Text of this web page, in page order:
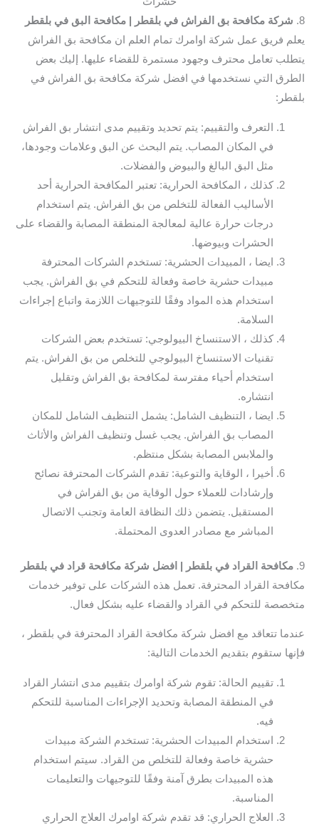
8. شركة مكافحة بق الفراش في بلقطر
| مكافحة البق في بلقطر
يعلم فريق عمل شركة اوامرك تمام العلم ان مكافحة بق الفراش
يتطلب تعامل محترف وجهود مستمرة للقضاء عليها. إليك بعض
الطرق التي نستخدمها في افضل شركة مكافحة بق الفراش في
بلقطر:
التعرف والتقييم: يتم تحديد وتقييم مدى انتشار بق الفراش
في المكان المصاب. يتم البحث عن البق وعلامات وجودها،
مثل البق البالغ والبيوض والفضلات.
كذلك ، المكافحة الحرارية: تعتبر المكافحة الحرارية أحد
الأساليب الفعالة للتخلص من بق الفراش. يتم استخدام
درجات حرارة عالية لمعالجة المنطقة المصابة والقضاء على
الحشرات وبيوضها.
ايضا ، المبيدات الحشرية: تستخدم الشركات المحترفة
مبيدات حشرية خاصة وفعالة للتحكم في بق الفراش. يجب
استخدام هذه المواد وفقًا للتوجيهات اللازمة واتباع إجراءات
السلامة.
كذلك ، الاستنساخ البيولوجي: تستخدم بعض الشركات
تقنيات الاستنساخ البيولوجي للتخلص من بق الفراش. يتم
استخدام أحياء مفترسة لمكافحة بق الفراش وتقليل
انتشاره.
ايضا ، التنظيف الشامل: يشمل التنظيف الشامل للمكان
المصاب بق الفراش. يجب غسل وتنظيف الفراش والأثاث
والملابس المصابة بشكل منتظم.
أخيرا ، الوقاية والتوعية: تقدم الشركات المحترفة نصائح
وإرشادات للعملاء حول الوقاية من بق الفراش في
المستقبل. يتضمن ذلك النظافة العامة وتجنب الاتصال
المباشر مع مصادر العدوى المحتملة.
9. مكافحة القراد في بلقطر | افضل شركة مكافحة قراد في بلقطر
مكافحة القراد المحترفة. تعمل هذه الشركات على توفير خدمات
متخصصة للتحكم في القراد والقضاء عليه بشكل فعال.
عندما تتعاقد مع افضل شركة مكافحة القراد المحترفة في بلقطر ،
فإنها ستقوم بتقديم الخدمات التالية:
تقييم الحالة: تقوم شركة اوامرك بتقييم مدى انتشار القراد
في المنطقة المصابة وتحديد الإجراءات المناسبة للتحكم
فيه.
استخدام المبيدات الحشرية: تستخدم الشركة مبيدات
حشرية خاصة وفعالة للتخلص من القراد. سيتم استخدام
هذه المبيدات بطرق آمنة وفقًا للتوجيهات والتعليمات
المناسبة.
العلاج الحراري: قد تقدم شركة اوامرك العلاج الحراري